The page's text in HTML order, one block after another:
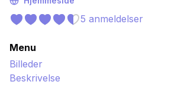
5 anmeldelser
Menu
Billeder
Beskrivelse